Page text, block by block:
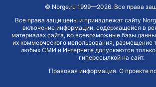
© Norge.ru 1999—2026. Все права
Все права защищены и принадлежат сайту
включение информации, содержащейся в
материалах сайта, во всевозможные базы
их коммерческого использования, размещение
любых СМИ и Интернете допускаются только
гиперссылкой на сайт.
Правовая информация. О проекте